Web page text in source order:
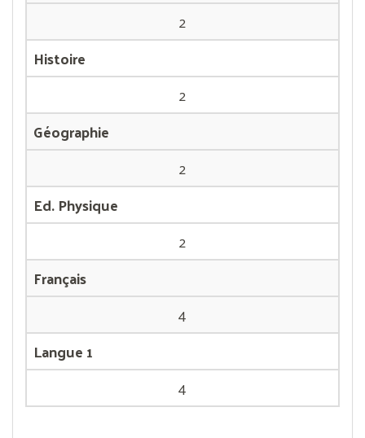
2
Histoire
2
Géographie
2
Ed. Physique
2
Français
4
Langue 1
4